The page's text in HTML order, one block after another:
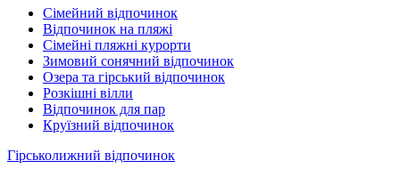
Сімейний відпочинок
Відпочинок на пляжі
Сімейні пляжні курорти
Зимовий сонячний відпочинок
Озера та гірський відпочинок
Розкішні вілли
Відпочинок для пар
Круїзний відпочинок
Гірськолижний відпочинок